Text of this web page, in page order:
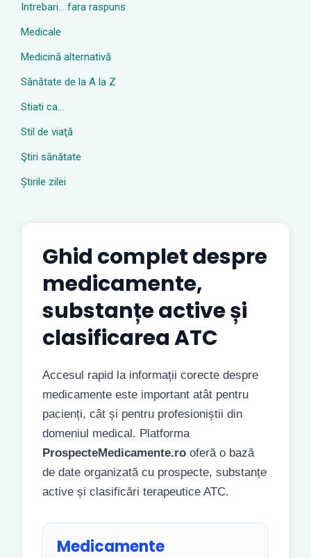
Intrebari… fara raspuns
Medicale
Medicină alternativă
Sănătate de la A la Z
Stiati ca…
Stil de viaţă
Ştiri sănătate
Știrile zilei
Ghid complet despre
medicamente,
substanțe active și
clasificarea ATC
Accesul rapid la informații corecte despre
medicamente este important atât pentru
pacienți, cât și pentru profesioniștii din
domeniul medical. Platforma
ProspecteMedicamente.ro oferă o bază
de date organizată cu prospecte, substanțe
active și clasificări terapeutice ATC.
Medicamente